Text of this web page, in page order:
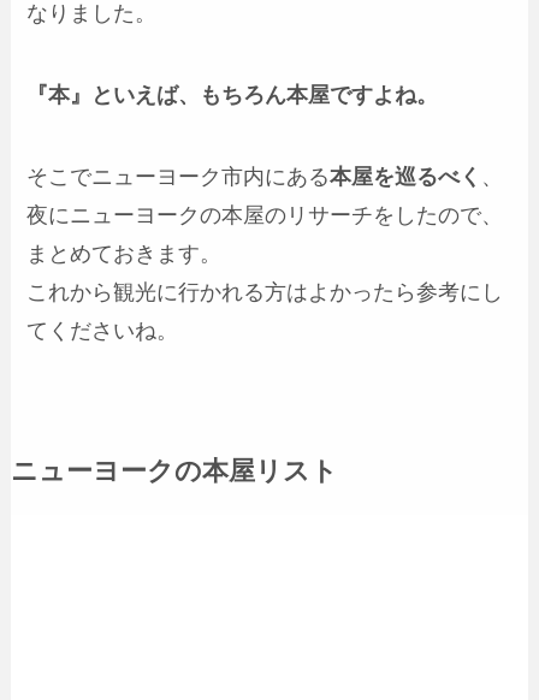
なりました。
『本』といえば、もちろん本屋ですよね。
そこでニューヨーク市内にある本屋を巡るべく 、
夜にニューヨークの本屋のリサーチをしたので、
まとめておきます。
これから観光に行かれる方はよかったら参考にし
てくださいね。
ニューヨークの本屋リスト